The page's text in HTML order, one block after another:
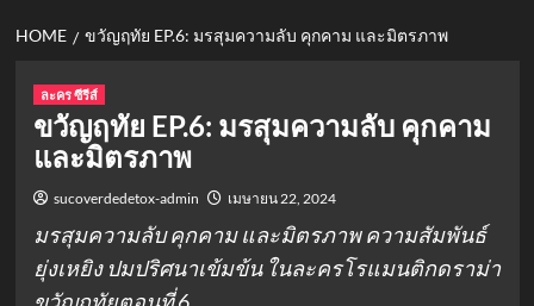
HOME ขวัญฤทัย EP.6: มรสุมความลับ คุกคาม และมิตรภาพ
ละคร ซีรีส์
ขวัญฤทัย EP.6: มรสุมความลับ คุกคาม
และมิตรภาพ
sucoverdedetox-admin เมษายน 22, 2024
มรสุมความลับ คุกคาม และมิตรภาพ ความสัมพันธ์
ยุ่งเหยิง ปมปริศนาเข้มข้น ในละครโรแมนติกดราม่า